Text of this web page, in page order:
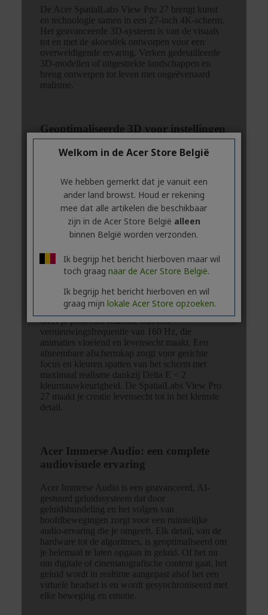
Welkom in de Acer Store België
We hebben gemerkt dat je vanuit een
ander land browst. Houd er rekening
mee dat alle artikelen die beschikbaar
zijn in de Acer Store België alleen
binnen België worden verzonden.
Ik begrijp het bericht hierboven maar wil
toch graag naar de Acer Store België.
Ik begrijp het bericht hierboven en wil
graag mijn lokale Acer Store opzoeken.